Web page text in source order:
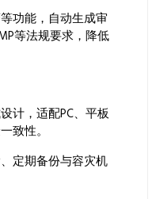
功能，自动生成审
等法规要求，降低
，适配PC、平板
致性。
定期备份与容灾机